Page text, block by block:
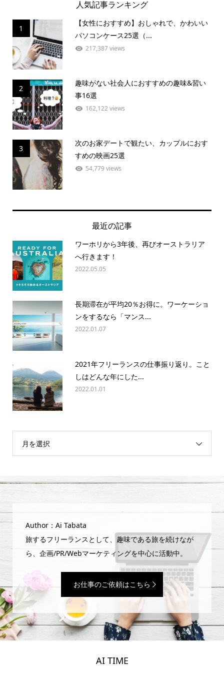
人気記事ランキング
1
【女性におすすめ】おしゃれで、かわいい
パソコンケース25選（...
217,387 views
2
趣味がない社会人におすすめの趣味&習い
事16選
162,122 views
3
次のお家デートで観たい、カップルにおす
すめの映画25選
54,779 views
最近の記事
ワーホリから3年後、再びオーストラリア
へ行きます！
2022.05.05
長期滞在が平均20％お得に。ワーケーショ
ンをするなら「マンス...
2022.01.07
2021年フリーランスの仕事振り返り。こと
しはどんな年にした...
2022.01.01
月を選択
Author：Ai Tabata
旅するフリーランスとして、趣味である旅を続けなが
ら、企画/PR/Webマーケティングを中心に活動中。
お仕事のご依頼はこちら
AI TIME